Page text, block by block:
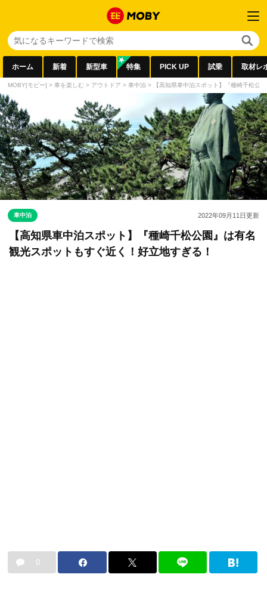
ホーム 新着 新型車 特集 PICK UP 試乗 取材レ
MOBY[モビー] > 車を楽しむ > アウトドア > 車中泊 > 【高知県車中泊スポット】『種崎千松公
車中泊 2022年09月11日更新
【高知県車中泊スポット】『種崎千松公園』は有名
観光スポットもすぐ近く！好立地すぎる！
0